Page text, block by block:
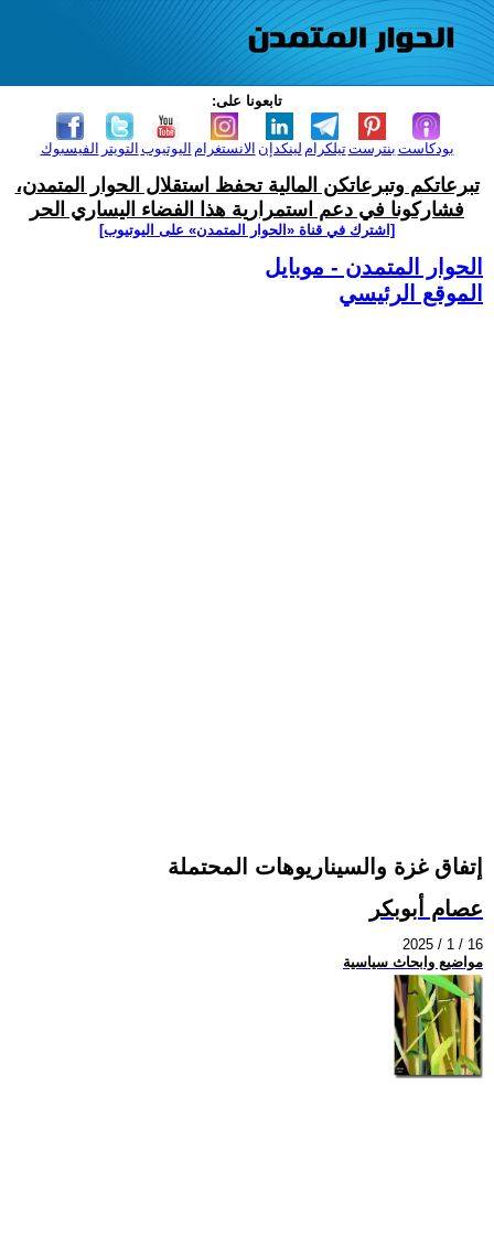
تابعونا على:
الفيسبوك التويتر اليوتيوب الانستغرام لينكدإن تيلكرامبنترست بودكاست
تبرعاتكم وتبرعاتكن المالية تحفظ استقلال الحوار المتمدن،
فشاركونا في دعم استمرارية هذا الفضاء اليساري الحر
[اشترك في قناة ‫«الحوار المتمدن» على اليوتيوب]
الحوار المتمدن - موبايل
الموقع الرئيسي
إتفاق غزة والسيناريوهات المحتملة
عصام أبوبكر
2025 / 1 / 16
مواضيع وابحاث سياسية